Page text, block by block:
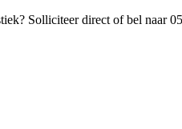
Solliciteer direct of bel naar